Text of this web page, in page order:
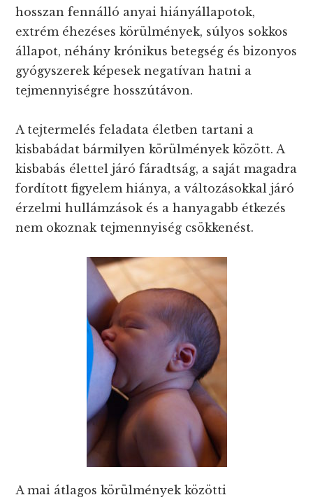
hosszan fennálló anyai hiányállapotok,
extrém éhezéses körülmények, súlyos sokkos
állapot, néhány krónikus betegség és bizonyos
gyógyszerek képesek negatívan hatni a
tejmennyiségre hosszútávon.
A tejtermelés feladata életben tartani a
kisbabádat bármilyen körülmények között. A
kisbabás élettel járó fáradtság, a saját magadra
fordított figyelem hiánya, a változásokkal járó
érzelmi hullámzások és a hanyagabb étkezés
nem okoznak tejmennyiség csökkenést.
A mai átlagos körülmények közötti